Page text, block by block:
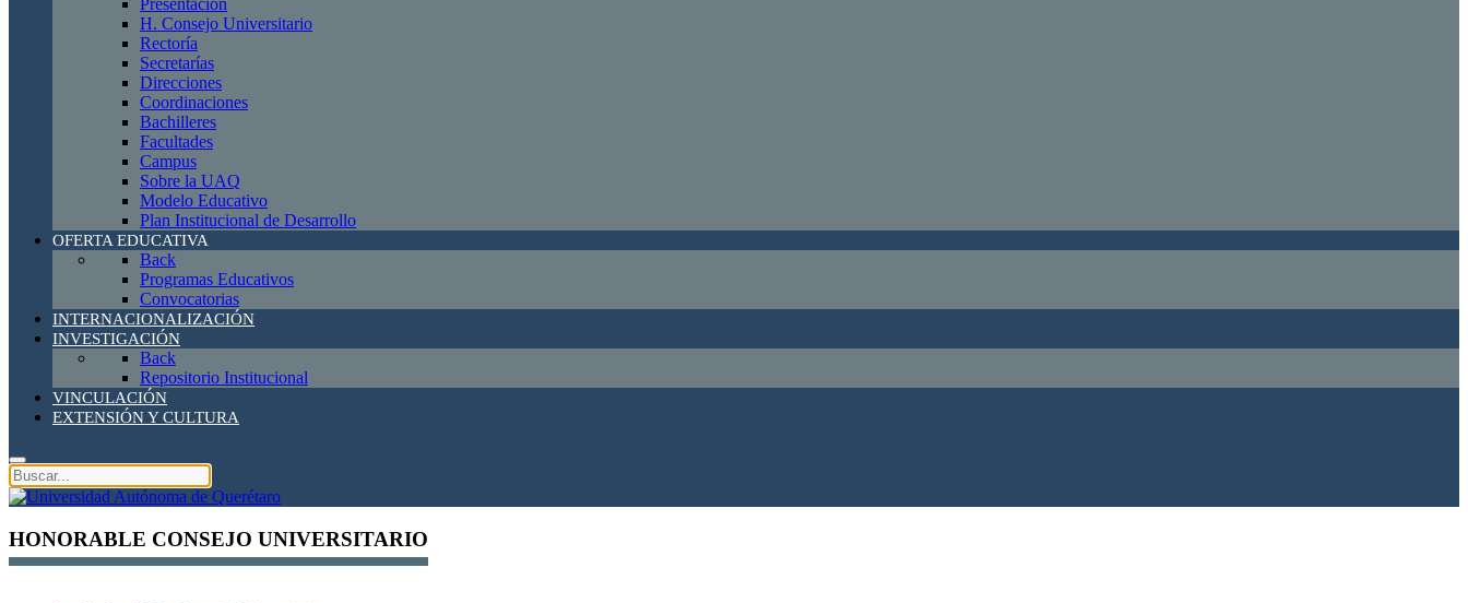
Presentación
H. Consejo Universitario
Rectoría
Secretarías
Direcciones
Coordinaciones
Bachilleres
Facultades
Campus
Sobre la UAQ
Modelo Educativo
Plan Institucional de Desarrollo
OFERTA EDUCATIVA
Back
Programas Educativos
Convocatorias
INTERNACIONALIZACIÓN
INVESTIGACIÓN
Back
Repositorio Institucional
VINCULACIÓN
EXTENSIÓN Y CULTURA
HONORABLE CONSEJO UNIVERSITARIO